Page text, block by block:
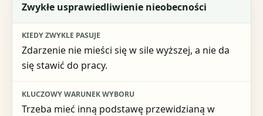
Zwykłe usprawiedliwienie nieobecności
Zdarzenie nie mieści się w sile wyższej, a nie da
się stawić do pracy.
Trzeba mieć inną podstawę przewidzianą w